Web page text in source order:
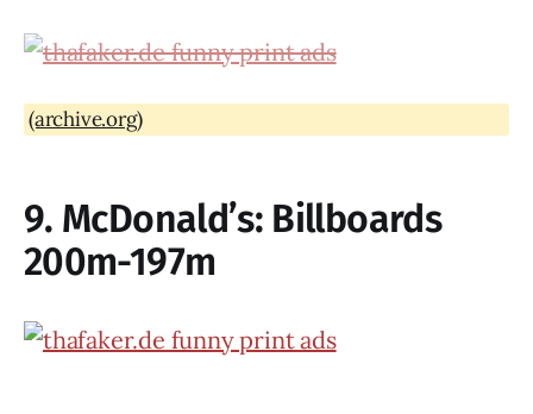
(archive.org)
9. McDonald’s: Billboards
200m-197m